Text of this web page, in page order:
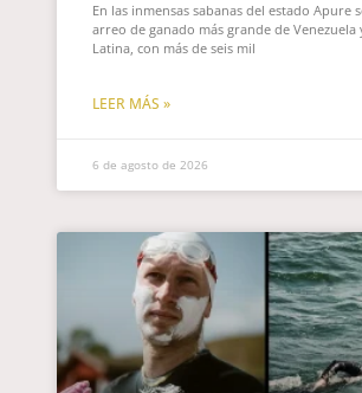
En las inmensas sabanas del estado Apure
arreo de ganado más grande de Venezuela
Latina, con más de seis mil
LEER MÁS »
6 de agosto de 2026